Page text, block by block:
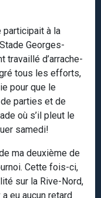
participait à la
Georges-
travaillé d’arrache-
tous les efforts,
pour que le
parties et de
où s’il pleut le
samedi!
ma deuxième de
Cette fois-ci,
sur la Rive-Nord,
eu aucun retard